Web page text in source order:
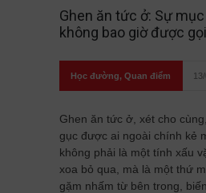
Ghen ăn tức ở: Sự
không bao giờ được
Học đường, Quan điểm
Ghen ăn tức ở, xét cho
gục được ai ngoài chính kẻ
không phải là một tính xấu
xoa bỏ qua, mà là một thứ
gặm nhấm từ bên trong,